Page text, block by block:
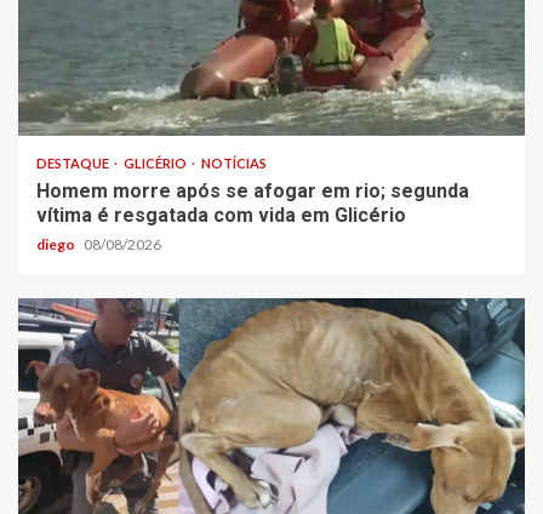
DESTAQUE GLICÉRIO NOTÍCIAS
Homem morre após se afogar em rio; segunda
vítima é resgatada com vida em Glicério
diego 08/08/2026